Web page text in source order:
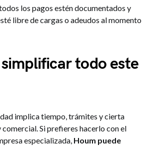
los pagos estén documentados y
libre de cargas o adeudos al momento
todo este
implica tiempo, trámites y cierta
Si prefieres hacerlo con el
especializada, Houm puede